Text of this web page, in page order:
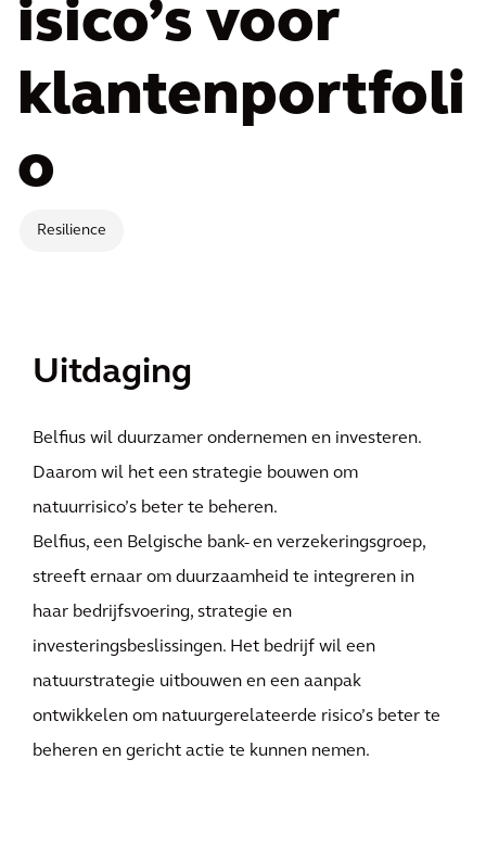
isico’s voor
klantenportfoli
o
Resilience
Uitdaging
Belfius wil duurzamer ondernemen en investeren.
Daarom wil het een strategie bouwen om
natuurrisico’s beter te beheren.
Belfius, een Belgische bank- en verzekeringsgroep,
streeft ernaar om duurzaamheid te integreren in
haar bedrijfsvoering, strategie en
investeringsbeslissingen. Het bedrijf wil een
natuurstrategie uitbouwen en een aanpak
ontwikkelen om natuurgerelateerde risico’s beter te
beheren en gericht actie te kunnen nemen.